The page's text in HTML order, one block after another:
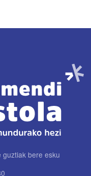
bere esku